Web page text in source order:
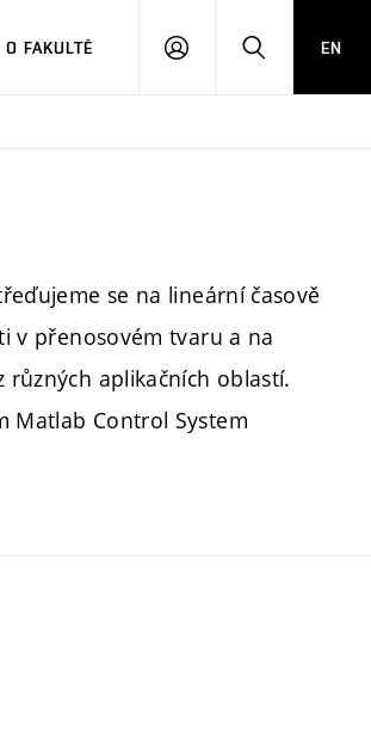
O FAKULTĚ
PŘIHLÁŠENÍHLEDAT
EN
se na lineární časově
v přenosovém tvaru a na
aplikačních oblastí.
Matlab Control System